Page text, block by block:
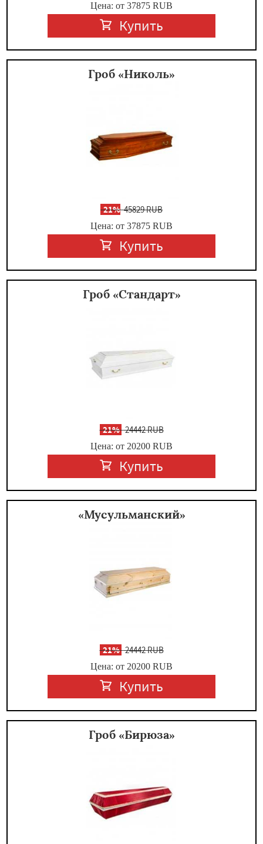
Цена: от 37875 RUB
Купить
Гроб «Николь»
-21%45829 RUB
Цена: от 37875 RUB
Купить
Гроб «Стандарт»
-21%24442 RUB
Цена: от 20200 RUB
Купить
«Мусульманский»
-21%24442 RUB
Цена: от 20200 RUB
Купить
Гроб «Бирюза»